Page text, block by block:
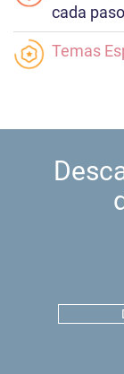
cada
Temas